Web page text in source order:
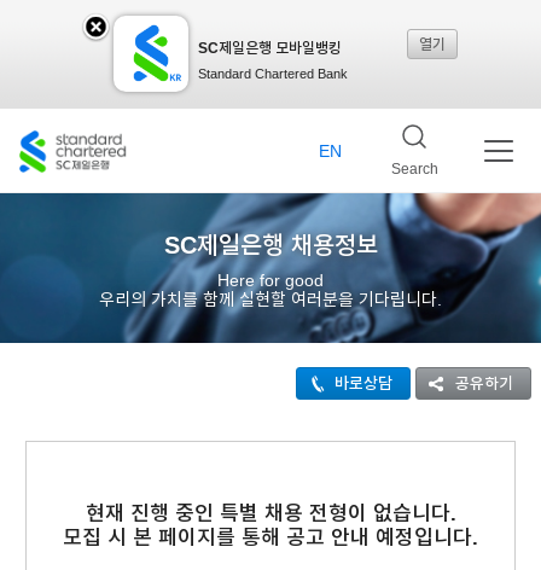
SC제일은행 모바일뱅킹
Standard Chartered Bank
열기
제일
Search
EN
SC제일은행 채용정보
Here for good
우리의 가치를 함께 실현할 여러분을 기다립니다.
바로상담 공유하기
현재 진행 중인 특별 채용 전형이 없습니다.
모집 시 본 페이지를 통해 공고 안내 예정입니다.